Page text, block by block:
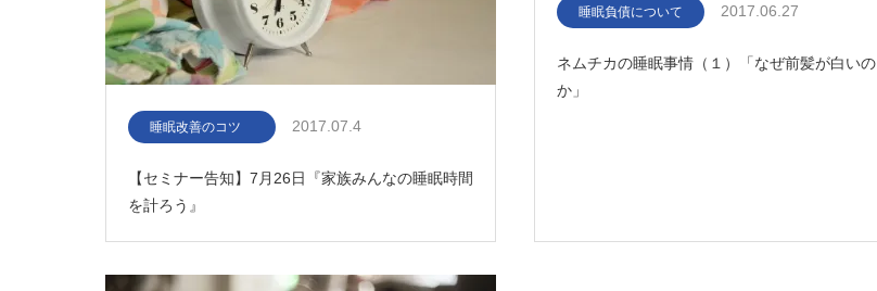
睡眠改善のコツ 2017.07.4
【セミナー告知】7月26日『家族みんなの睡眠時間
を計ろう』
睡眠負債について 2017.06.27
ネムチカの睡眠事情（１）「なぜ前髪が白いの
か」